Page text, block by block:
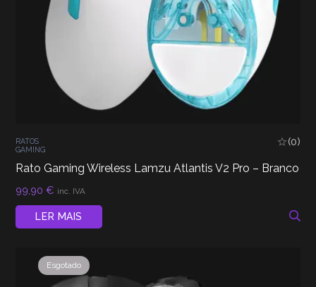
RATOS
GAMING
(0)
Rato Gaming Wireless Lamzu Atlantis V2 Pro – Branco
99,90€ inc. IVA
LER MAIS
Esgotado